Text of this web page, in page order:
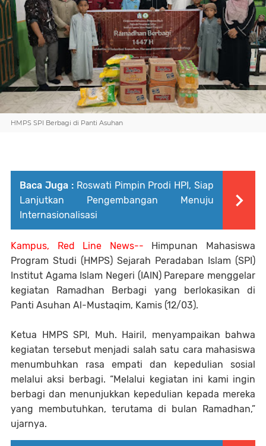
HMPS SPI Berbagi di Panti Asuhan
Baca Juga : Roswati Pimpin Prodi HPI, Siap
Lanjutkan Pengembangan Menuju
Internasionalisasi
Kampus, Red Line News-- Himpunan Mahasiswa
Program Studi (HMPS) Sejarah Peradaban Islam (SPI)
Institut Agama Islam Negeri (IAIN) Parepare menggelar
kegiatan Ramadhan Berbagi yang berlokasikan di
Panti Asuhan Al-Mustaqim, Kamis (12/03).
Ketua HMPS SPI, Muh. Hairil, menyampaikan bahwa
kegiatan tersebut menjadi salah satu cara mahasiswa
menumbuhkan rasa empati dan kepedulian sosial
melalui aksi berbagi. “Melalui kegiatan ini kami ingin
berbagi dan menunjukkan kepedulian kepada mereka
yang membutuhkan, terutama di bulan Ramadhan,”
ujarnya.